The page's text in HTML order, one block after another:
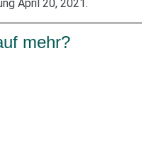
April 20, 2021.
mehr?